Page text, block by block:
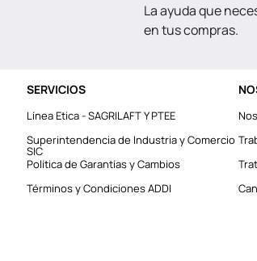
La ayuda que
en tus compras.
SERVICIOS
Línea Etica - SAGRILAFT Y PTEE
Superintendencia de Industria y Comercio
SIC
Política de Garantías y Cambios
Términos y Condiciones ADDI